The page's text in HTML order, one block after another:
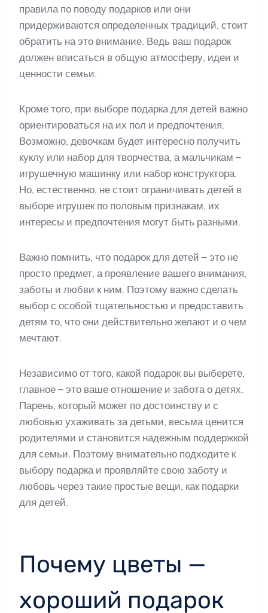
правила по поводу подарков или они
придерживаются определенных традиций, стоит
обратить на это внимание. Ведь ваш подарок
должен вписаться в общую атмосферу, идеи и
ценности семьи.
Кроме того, при выборе подарка для детей важно
ориентироваться на их пол и предпочтения.
Возможно, девочкам будет интересно получить
куклу или набор для творчества, а мальчикам –
игрушечную машинку или набор конструктора.
Но, естественно, не стоит ограничивать детей в
выборе игрушек по половым признакам, их
интересы и предпочтения могут быть разными.
Важно помнить, что подарок для детей – это не
просто предмет, а проявление вашего внимания,
заботы и любви к ним. Поэтому важно сделать
выбор с особой тщательностью и предоставить
детям то, что они действительно желают и о чем
мечтают.
Независимо от того, какой подарок вы выберете,
главное – это ваше отношение и забота о детях.
Парень, который может по достоинству и с
любовью ухаживать за детьми, весьма ценится
родителями и становится надежным поддержкой
для семьи. Поэтому внимательно подходите к
выбору подарка и проявляйте свою заботу и
любовь через такие простые вещи, как подарки
для детей.
Почему цветы —
хороший подарок